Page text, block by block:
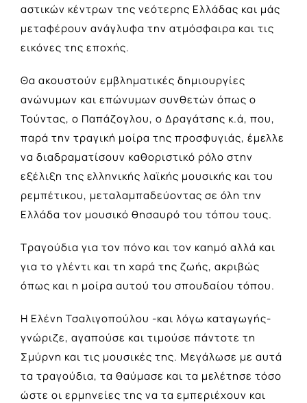
αστικών κέντρων της νεότερης Ελλάδας και μάς
μεταφέρουν ανάγλυφα την ατμόσφαιρα και τις
εικόνες της εποχής.
Θα ακουστούν εμβληματικές δημιουργίες
ανώνυμων και επώνυμων συνθετών όπως ο
Τούντας, ο Παπάζογλου, ο Δραγάτσης κ.ά, που,
παρά την τραγική μοίρα της προσφυγιάς, έμελλε
να διαδραματίσουν καθοριστικό ρόλο στην
εξέλιξη της ελληνικής λαϊκής μουσικής και του
ρεμπέτικου, μεταλαμπαδεύοντας σε όλη την
Ελλάδα τον μουσικό θησαυρό του τόπου τους.
Τραγούδια για τον πόνο και τον καημό αλλά και
για το γλέντι και τη χαρά της ζωής, ακριβώς
όπως και η μοίρα αυτού του σπουδαίου τόπου.
Η Ελένη Τσαλιγοπούλου -και λόγω καταγωγής-
γνώριζε, αγαπούσε και τιμούσε πάντοτε τη
Σμύρνη και τις μουσικές της. Μεγάλωσε με αυτά
τα τραγούδια, τα θαύμασε και τα μελέτησε τόσο
ώστε οι ερμηνείες της να τα εμπεριέχουν και